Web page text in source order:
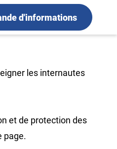
d'informations
les internautes
et de protection des
page.